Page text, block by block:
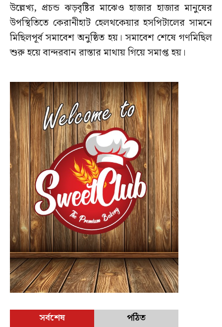
উল্লেখ্য, প্রচন্ড ঝড়বৃষ্টির মাঝেও হাজার হাজার মানুষের
উপস্থিতিতে কেরানীহাট হেলথকেয়ার হসপিটালের সামনে
মিছিলপূর্ব সমাবেশ অনুষ্ঠিত হয়। সমাবেশ শেষে গণমিছিল
শুরু হয়ে বান্দরবান রাস্তার মাথায় গিয়ে সমাপ্ত হয়।
সর্বশেষ
পঠিত